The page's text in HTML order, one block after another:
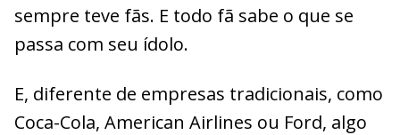
sempre teve fãs. E todo fã sabe o que se
passa com seu ídolo.
E, diferente de empresas tradicionais, como
Coca-Cola, American Airlines ou Ford, algo